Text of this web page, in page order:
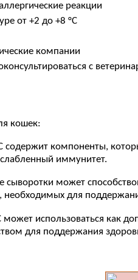
реакции
от +2 до +8 °C
компании
с
кошек:
содержит компоненты,
иммунитет.
сыворотки может
необходимых для
может использоваться как
для поддержания